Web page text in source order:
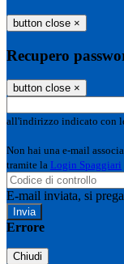
button close ×
Recupero
button close ×
all'indirizzo indicato con
Non hai una e-mail
tramite la Login Spaggiari
E-mail inviata, si
Errore
Chiudi